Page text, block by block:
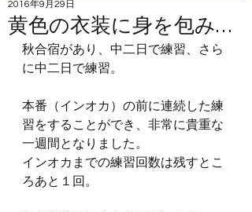
黄色の衣装に身を包み…
2016年9月29日
秋合宿があり、中二日で練習、さら
に中二日で練習。
本番（インオカ）の前に連続した練
習をすることができ、非常に貴重な
一週間となりました。
インオカまでの練習回数は残すとこ
ろあと１回。